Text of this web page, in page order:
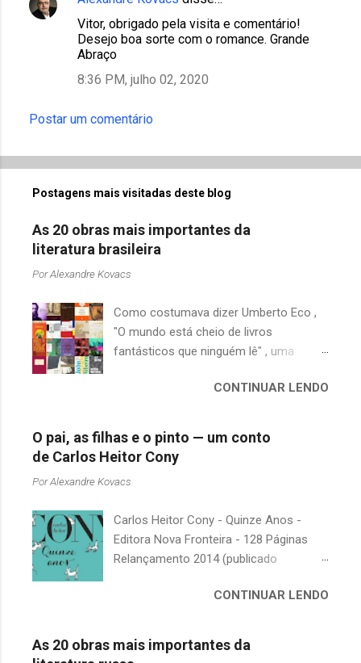
Vitor, obrigado pela visita e comentário!
Desejo boa sorte com o romance. Grande
Abraço
8:36 PM, julho 02, 2020
Postar um comentário
Postagens mais visitadas deste blog
As 20 obras mais importantes da
literatura brasileira
PorAlexandre Kovacs
Como costumava dizer Umberto Eco ,
"O mundo está cheio de livros
fantásticos que ninguém lê" , uma
quando falamos de clássicos da
escritores brasileiros, somos forçados
a uma avaliação burocrática na escola e
acabamos adquirindo uma certa
antipatia a determinado livro ou autor
justamente o contrário. É surpreendente
como uma segunda visita a essas
obras, já em nossa maturidade, pode
escondido, bem ali na nossa estante.
nós? A limitação de apenas 20
CONTINUAR LENDO
O pai, as filhas e o pinto — um conto
de Carlos Heitor Cony
PorAlexandre Kovacs
Carlos Heitor Cony - Quinze Anos -
Editora Nova Fronteira - 128 Páginas
Relançamento 2014 (publicado
com deliciosos contos sobre a infância
bem-humoradas e sensíveis,
descrevem o relacionamento de um pai
CONTINUAR LENDO
As 20 obras mais importantes da